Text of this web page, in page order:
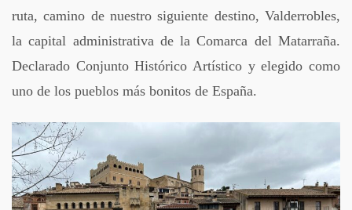
ruta, camino de nuestro siguiente destino, Valderrobles,
la capital administrativa de la Comarca del Matarraña.
Declarado Conjunto Histórico Artístico y elegido como
uno de los pueblos más bonitos de España.